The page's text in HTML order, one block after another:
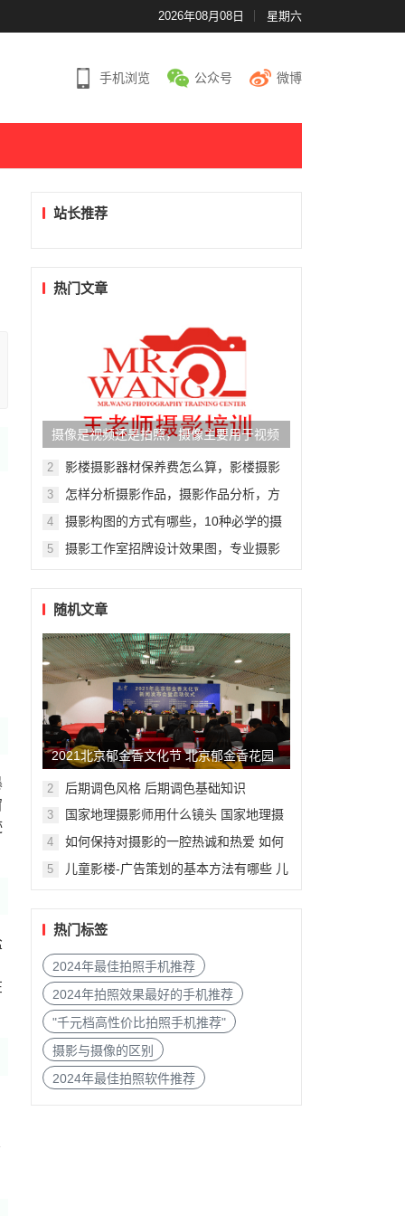
2026年08月08日 星期六
手机浏览 公众号 微博
站长推荐
热门文章
摄像是视频还是拍照，摄像主要用于视频
还是拍照？
2
影楼摄影器材保养费怎么算，影楼摄影
3
怎样分析摄影作品，摄影作品分析，方
4
摄影构图的方式有哪些，10种必学的摄
5
摄影工作室招牌设计效果图，专业摄影
随机文章
2021北京郁金香文化节 北京郁金香花园
展销会
2 后期调色风格 后期调色基础知识
3
国家地理摄影师用什么镜头 国家地理摄
4
如何保持对摄影的一腔热诚和热爱 如何
5
儿童影楼-广告策划的基本方法有哪些 儿
热门标签
2024年最佳拍照手机推荐
2024年拍照效果最好的手机推荐
"千元档高性价比拍照手机推荐"
摄影与摄像的区别
2024年最佳拍照软件推荐